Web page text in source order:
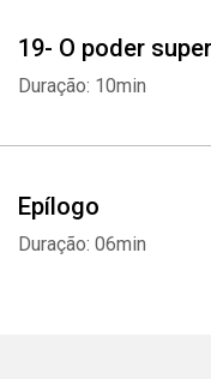
19- O poder
Duração: 10min
Epílogo
Duração: 06min